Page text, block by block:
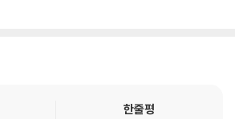
라
될 것을 명령한다. 짐승이 출현한 이후 적확한
한줄평